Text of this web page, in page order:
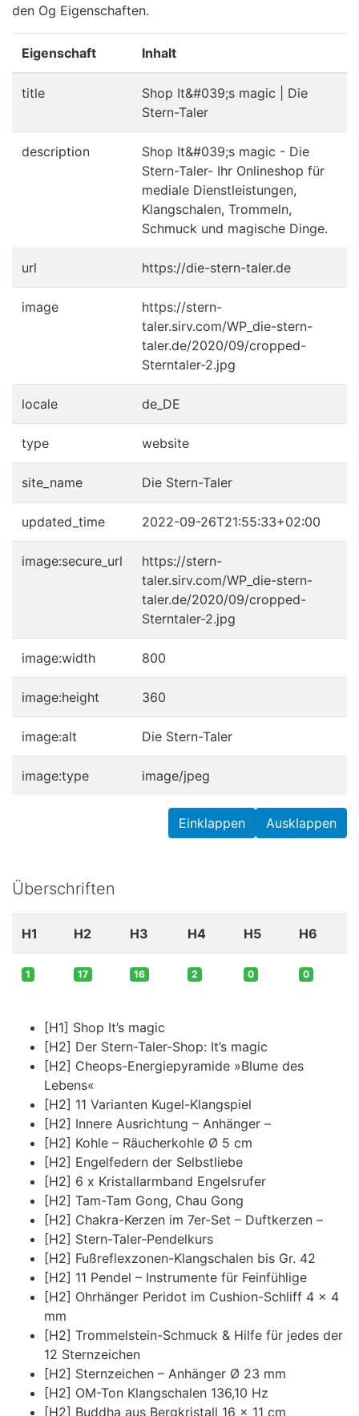
den Og Eigenschaften.
Eigenschaft Inhalt
title
Shop It&#039;s magic | Die
Stern-Taler
description
Shop It&#039;s magic - Die
Stern-Taler- Ihr Onlineshop für
mediale Dienstleistungen,
Klangschalen, Trommeln,
Schmuck und magische Dinge.
url https://die-stern-taler.de
image
https://stern-
taler.sirv.com/WP_die-stern-
taler.de/2020/09/cropped-
Sterntaler-2.jpg
locale de_DE
type website
site_name Die Stern-Taler
updated_time 2022-09-26T21:55:33+02:00
image:secure_url
https://stern-
taler.sirv.com/WP_die-stern-
taler.de/2020/09/cropped-
Sterntaler-2.jpg
image:width 800
image:height 360
image:alt Die Stern-Taler
image:type image/jpeg
Ausklappen
Einklappen
Überschriften
H1 H2 H3 H4 H5 H6
1 17 16 2 0 0
[H1] Shop It’s magic
[H2] Der Stern-Taler-Shop: It’s magic
[H2] Cheops-Energiepyramide »Blume des
Lebens«
[H2] 11 Varianten Kugel-Klangspiel
[H2] Innere Ausrichtung – Anhänger –
[H2] Kohle – Räucherkohle Ø 5 cm
[H2] Engelfedern der Selbstliebe
[H2] 6 x Kristallarmband Engelsrufer
[H2] Tam-Tam Gong, Chau Gong
[H2] Chakra-Kerzen im 7er-Set – Duftkerzen –
[H2] Stern-Taler-Pendelkurs
[H2] Fußreflexzonen-Klangschalen bis Gr. 42
[H2] 11 Pendel – Instrumente für Feinfühlige
[H2] Ohrhänger Peridot im Cushion-Schliff 4 x 4
mm
[H2] Trommelstein-Schmuck & Hilfe für jedes der
12 Sternzeichen
[H2] Sternzeichen – Anhänger Ø 23 mm
[H2] OM-Ton Klangschalen 136,10 Hz
[H2] Buddha aus Bergkristall 16 x 11 cm